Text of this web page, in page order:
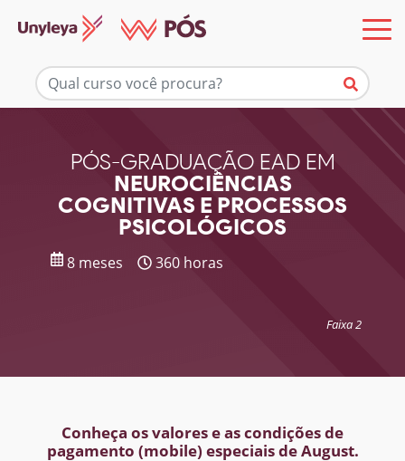
PÓS-GRADUAÇÃO EAD EM
NEUROCIÊNCIAS
COGNITIVAS E PROCESSOS
PSICOLÓGICOS
8 meses 360 horas
Faixa 2
Conheça os valores e as condições de
pagamento (mobile) especiais de August.
Mais informações